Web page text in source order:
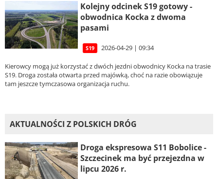
Kolejny odcinek S19 gotowy -
obwodnica Kocka z dwoma
pasami
S19 2026-04-29 | 09:34
Kierowcy mogą już korzystać z dwóch jezdni obwodnicy Kocka na trasie
S19. Droga została otwarta przed majówką, choć na razie obowiązuje
tam jeszcze tymczasowa organizacja ruchu.
AKTUALNOŚCI Z POLSKICH DRÓG
Droga ekspresowa S11 Bobolice -
Szczecinek ma być przejezdna w
lipcu 2026 r.